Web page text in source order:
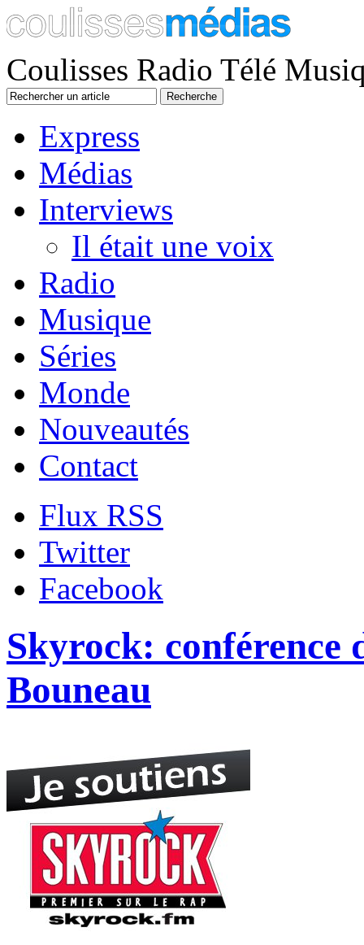
Coulisses Radio Télé
Express
Médias
Interviews
Il était une voix
Radio
Musique
Séries
Monde
Nouveautés
Contact
Flux RSS
Twitter
Facebook
Skyrock: conférence
Bouneau